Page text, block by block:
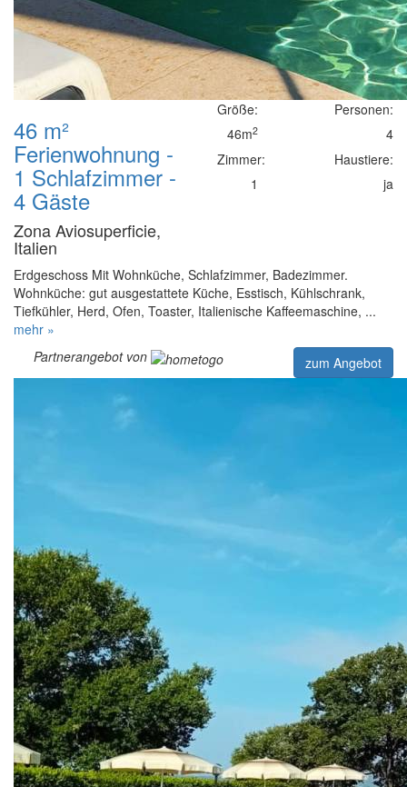
46 m²
Ferienwohnung -
1 Schlafzimmer -
4 Gäste
Zona Aviosuperficie,
Italien
Größe:
46m2
Zimmer:
1
Personen:
4
Haustiere:
ja
Erdgeschoss Mit Wohnküche, Schlafzimmer, Badezimmer.
Wohnküche: gut ausgestattete Küche, Esstisch, Kühlschrank,
Tiefkühler, Herd, Ofen, Toaster, Italienische Kaffeemaschine, ...
mehr »
Partnerangebot von
zum Angebot